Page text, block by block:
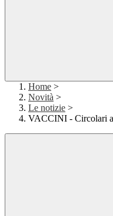
Home >
Novità >
Le notizie >
VACCINI - Circolari